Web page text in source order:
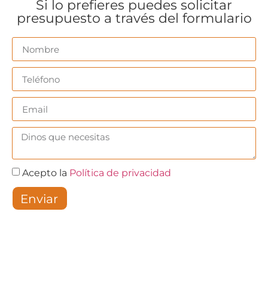
Si lo prefieres puedes solicitar
presupuesto a través del formulario
Acepto la Política de privacidad
Enviar